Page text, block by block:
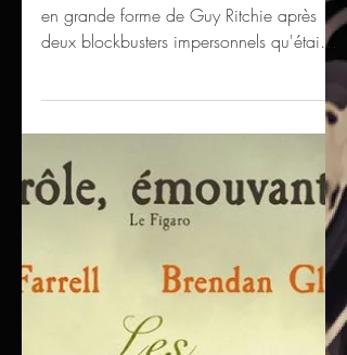
Guy Ritchie
En 2020, "The gentlemen" signait le retour
deux blockbusters impersonnels qu'étaient